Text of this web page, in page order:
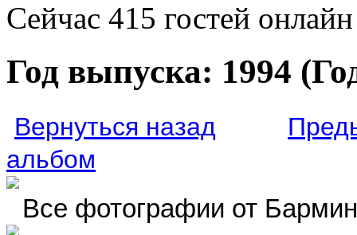
Сейчас 415 гостей онлайн
Год выпуска: 1994
Вернуться назад
альбом
Все фотографии от